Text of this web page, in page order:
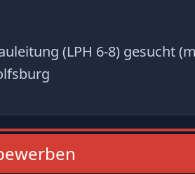
(LPH 6-8) gesucht